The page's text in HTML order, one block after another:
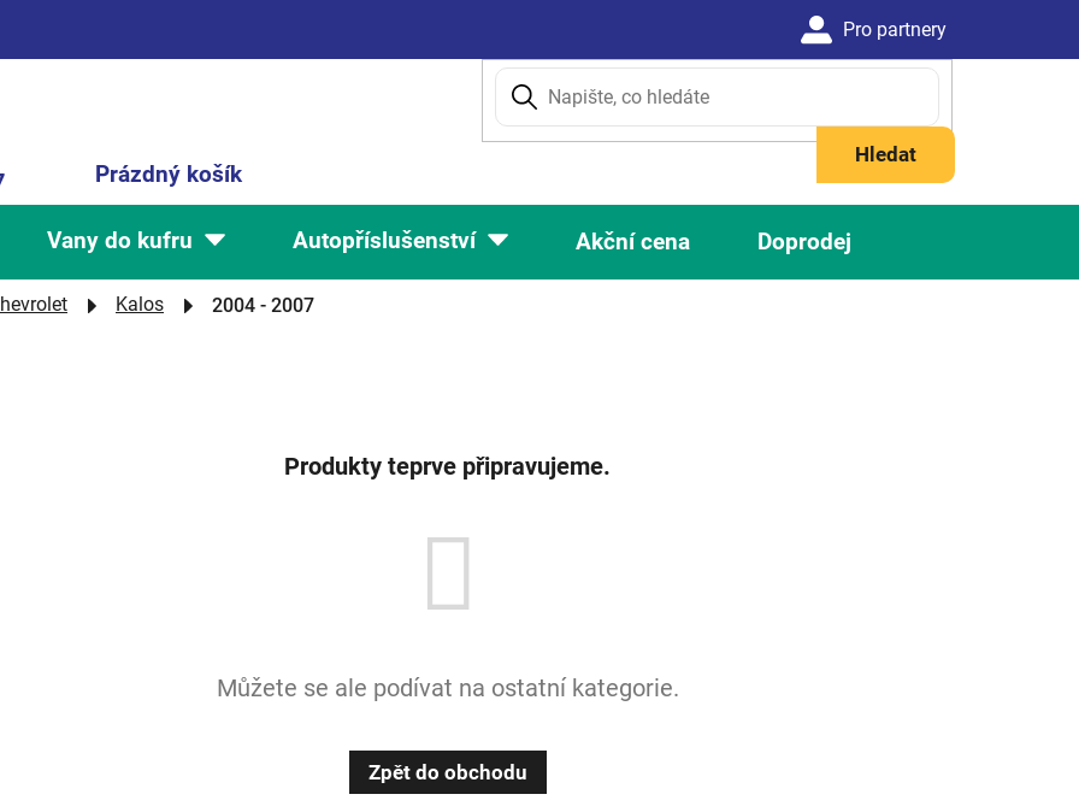
Hledat
Nákupní
košík
Prázdný košík
Vany do kufru Autopříslušenství Akční cena Doprodej
Kalos 2004 - 2007
Produkty teprve připravujeme.
Můžete se ale podívat na ostatní kategorie.
Zpět do obchodu